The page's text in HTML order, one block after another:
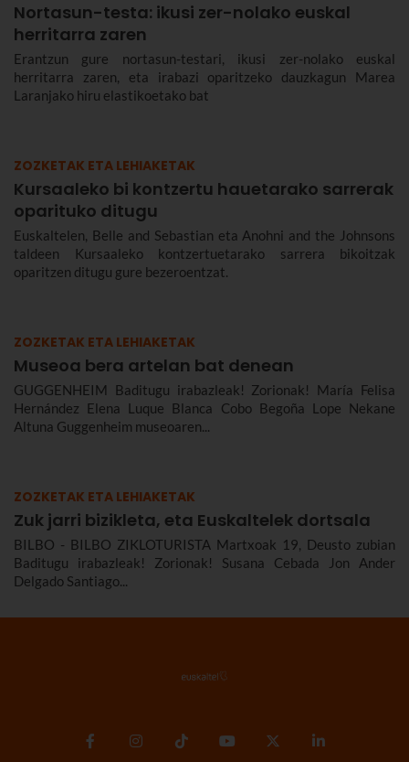
Nortasun-testa: ikusi zer-nolako euskal
herritarra zaren
Erantzun gure nortasun-testari, ikusi zer-nolako euskal
herritarra zaren, eta irabazi oparitzeko dauzkagun Marea
Laranjako hiru elastikoetako bat
ZOZKETAK ETA LEHIAKETAK
Kursaaleko bi kontzertu hauetarako sarrerak
oparituko ditugu
Euskaltelen, Belle and Sebastian eta Anohni and the Johnsons
taldeen Kursaaleko kontzertuetarako sarrera bikoitzak
oparitzen ditugu gure bezeroentzat.
ZOZKETAK ETA LEHIAKETAK
Museoa bera artelan bat denean
GUGGENHEIM Baditugu irabazleak! Zorionak! María Felisa
Hernández Elena Luque Blanca Cobo Begoña Lope Nekane
Altuna Guggenheim museoaren...
ZOZKETAK ETA LEHIAKETAK
Zuk jarri bizikleta, eta Euskaltelek dortsala
BILBO - BILBO ZIKLOTURISTA Martxoak 19, Deusto zubian
Baditugu irabazleak! Zorionak! Susana Cebada Jon Ander
Delgado Santiago...